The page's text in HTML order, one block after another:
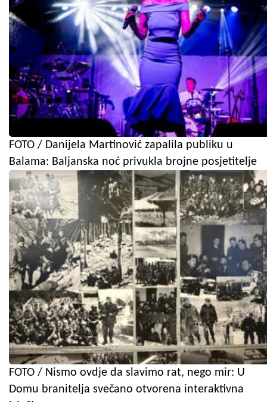
FOTO / Danijela Martinović zapalila publiku u
Balama: Baljanska noć privukla brojne posjetitelje
FOTO / Nismo ovdje da slavimo rat, nego mir: U
Domu branitelja svečano otvorena interaktivna